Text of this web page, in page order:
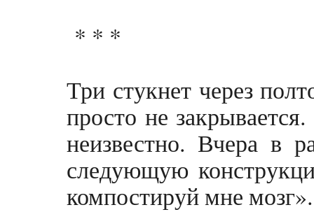
* * *
Три стукнет через
просто не
неизвестно. Вчера в
следующую
компостируй мне мозг».